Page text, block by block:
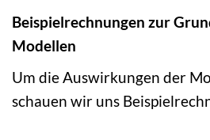
Beispielrechnungen zur
Modellen
Um die Auswirkungen der
schauen wir uns